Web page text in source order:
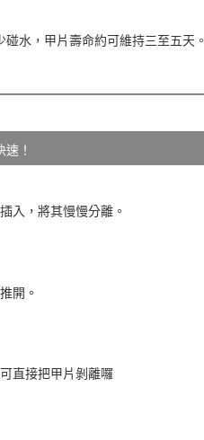
水，甲片壽命約可維持三至五天。
！
入，將其慢慢分離。
開。
直接把甲片剝離囉